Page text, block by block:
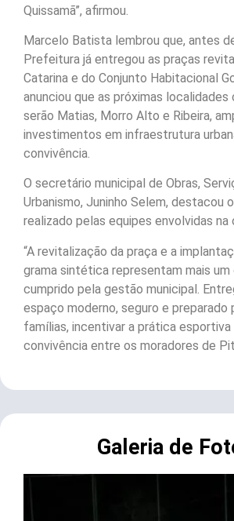
Quissamã”, afirmou.
Marcelo Batista lembrou que, antes
Prefeitura já entregou as praças
Catarina e do Conjunto Habitacional
anunciou que as próximas
serão Matias, Morro Alto e Ribeira,
investimentos em infraestrutura
convivência.
O secretário municipal de Obras,
Urbanismo, Juninho Selem, destacou
realizado pelas equipes envolvidas na
“A revitalização da praça e a
grama sintética representam mais
cumprido pela gestão municipal.
espaço moderno, seguro e preparado
famílias, incentivar a prática
convivência entre os moradores de
Galeria de